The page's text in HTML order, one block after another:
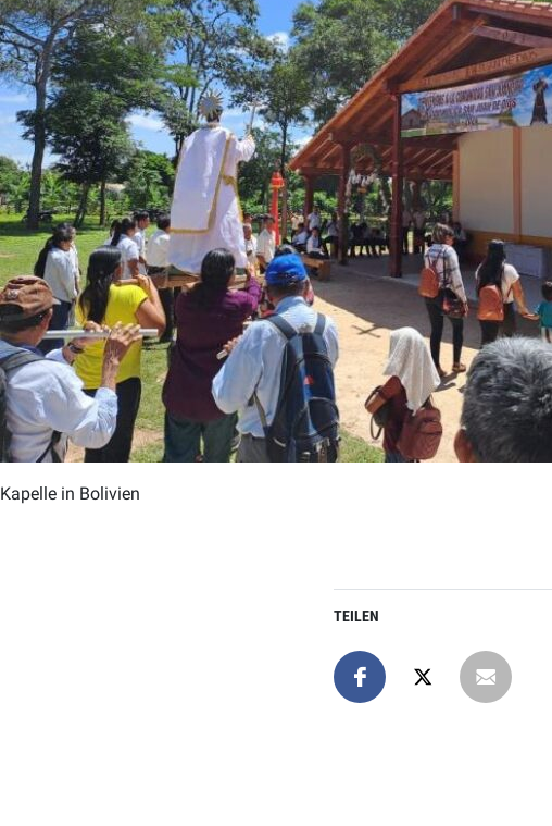
Kapelle in Bolivien
TEILEN